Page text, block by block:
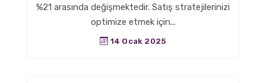
%21 arasında değişmektedir. Satış stratejilerinizi
optimize etmek için...
14 Ocak 2025